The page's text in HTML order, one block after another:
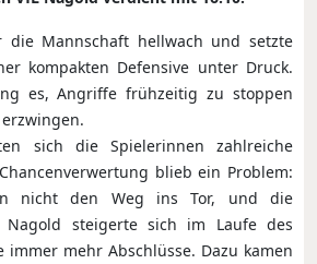
die Mannschaft hellwach und setzte
kompakten Defensive unter Druck.
es, Angriffe frühzeitig zu stoppen
sich die Spielerinnen zahlreiche
blieb ein Problem:
nicht den Weg ins Tor, und die
Nagold steigerte sich im Laufe des
immer mehr Abschlüsse. Dazu kamen